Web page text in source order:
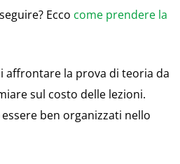
Ecco come prendere la
affrontare la prova di teoria da
sul costo delle lezioni.
ben organizzati nello